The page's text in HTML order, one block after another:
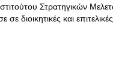
Στρατηγικών
διοικητικές και